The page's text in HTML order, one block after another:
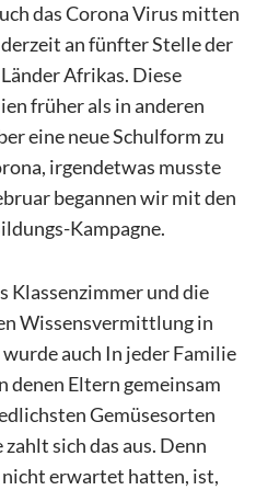
das Corona Virus mitten
an fünfter Stelle der
Afrikas. Diese
früher als in anderen
eine neue Schulform zu
irgendetwas musste
begannen wir mit den
Kampagne.
Klassenzimmer und die
Wissensvermittlung in
auch In jeder Familie
denen Eltern gemeinsam
Gemüsesorten
sich das aus. Denn
erwartet hatten, ist,